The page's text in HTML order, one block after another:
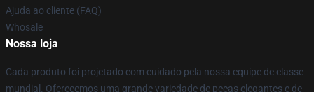
Ajuda ao cliente (FAQ)
Whosale
Nossa loja
Cada produto foi projetado com cuidado pela nossa equipe de classe
mundial. Oferecemos uma grande variedade de peças elegantes e de